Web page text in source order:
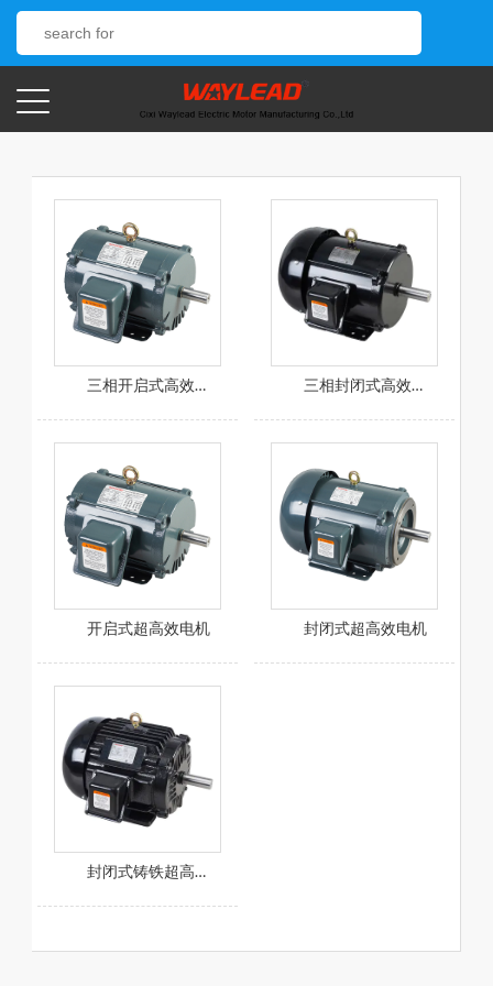
三相开启式高效电机 三相封闭式高效电机
开启式超高效电机 封闭式超高效电机
封闭式铸铁超高效电机